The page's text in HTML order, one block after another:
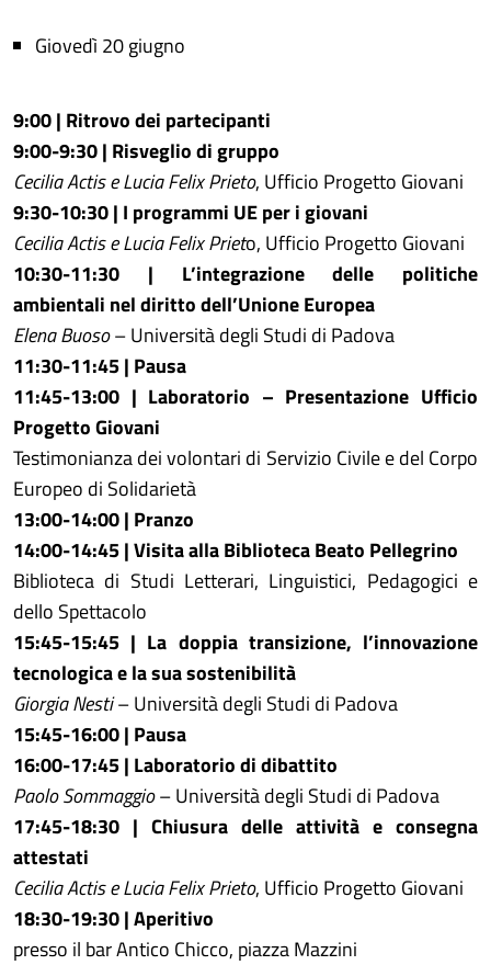
Giovedì 20 giugno
9:00 | Ritrovo dei partecipanti
9:00-9:30 | Risveglio di gruppo
Cecilia Actis e Lucia Felix Prieto, Ufficio Progetto Giovani
9:30-10:30 | I programmi UE per i giovani
Cecilia Actis e Lucia Felix Prieto, Ufficio Progetto Giovani
10:30-11:30 | L’integrazione delle politiche
ambientali nel diritto dell’Unione Europea
Elena Buoso– Università degli Studi di Padova
11:30-11:45 | Pausa
11:45-13:00 | Laboratorio – Presentazione Ufficio
Progetto Giovani
Testimonianza dei volontari di Servizio Civile e del Corpo
Europeo di Solidarietà
13:00-14:00 | Pranzo
14:00-14:45 | Visita alla Biblioteca Beato Pellegrino
Biblioteca di Studi Letterari, Linguistici, Pedagogici e
dello Spettacolo
15:45-15:45 | La doppia transizione, l’innovazione
tecnologica e la sua sostenibilità
Giorgia Nesti– Università degli Studi di Padova
15:45-16:00 | Pausa
16:00-17:45 | Laboratorio di dibattito
Paolo Sommaggio– Università degli Studi di Padova
17:45-18:30 | Chiusura delle attività e consegna
attestati
Cecilia Actis e Lucia Felix Prieto, Ufficio Progetto Giovani
18:30-19:30 | Aperitivo
presso il bar Antico Chicco, piazza Mazzini